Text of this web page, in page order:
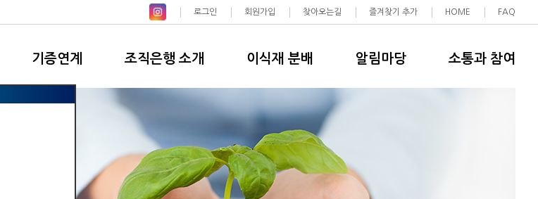
로그인 회원가입 찾아오는길 즐겨찾기 추가 HOME FAQ
기증연계 조직은행 소개 이식재 분배 알림마당 소통과 참여